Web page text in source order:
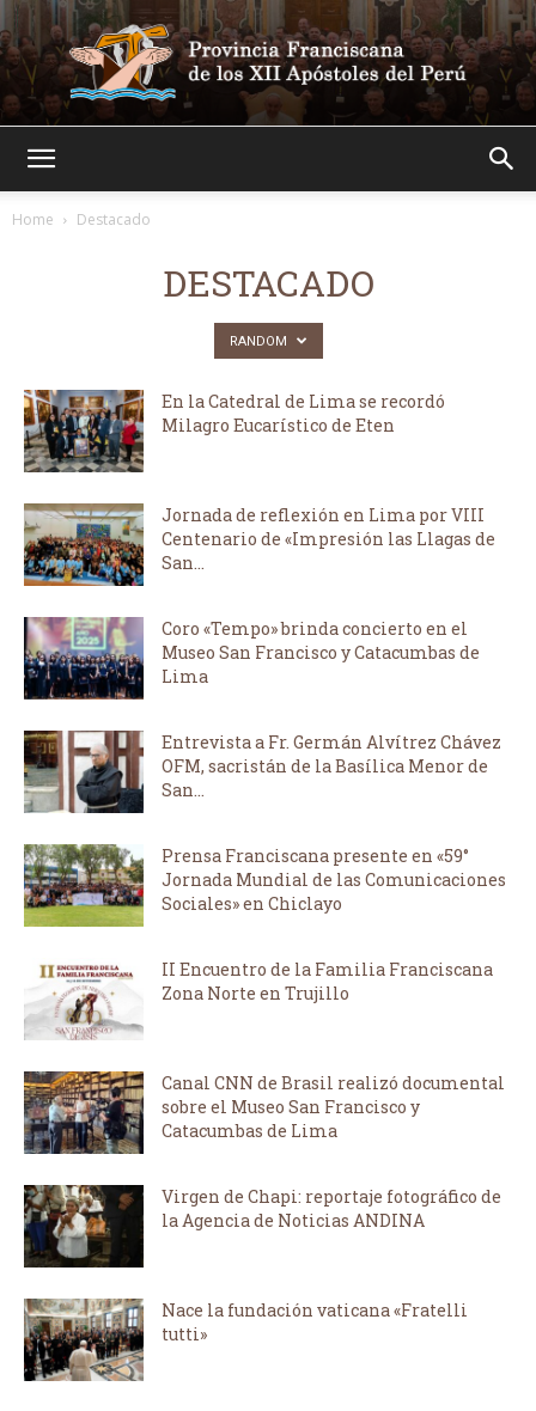
Home Destacado
DESTACADO
RANDOM
En la Catedral de Lima se recordó
Milagro Eucarístico de Eten
Jornada de reflexión en Lima por VIII
Centenario de «Impresión las Llagas de
San...
Coro «Tempo» brinda concierto en el
Museo San Francisco y Catacumbas de
Lima
Entrevista a Fr. Germán Alvítrez Chávez
OFM, sacristán de la Basílica Menor de
San...
Prensa Franciscana presente en «59°
Jornada Mundial de las Comunicaciones
Sociales» en Chiclayo
II Encuentro de la Familia Franciscana
Zona Norte en Trujillo
Canal CNN de Brasil realizó documental
sobre el Museo San Francisco y
Catacumbas de Lima
Virgen de Chapi: reportaje fotográfico de
la Agencia de Noticias ANDINA
Nace la fundación vaticana «Fratelli
tutti»